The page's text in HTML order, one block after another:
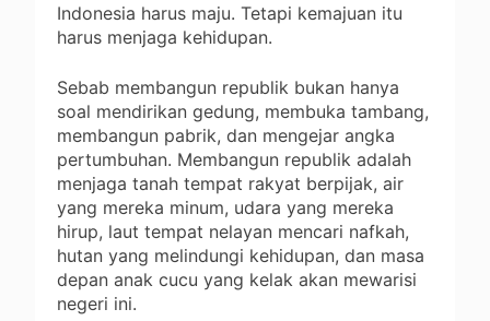
Indonesia harus maju. Tetapi kemajuan itu
harus menjaga kehidupan.
Sebab membangun republik bukan hanya
soal mendirikan gedung, membuka tambang,
membangun pabrik, dan mengejar angka
pertumbuhan. Membangun republik adalah
menjaga tanah tempat rakyat berpijak, air
yang mereka minum, udara yang mereka
hirup, laut tempat nelayan mencari nafkah,
hutan yang melindungi kehidupan, dan masa
depan anak cucu yang kelak akan mewarisi
negeri ini.